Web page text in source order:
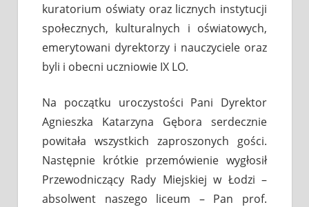
kuratorium oświaty oraz licznych instytucji
społecznych, kulturalnych i oświatowych,
emerytowani dyrektorzy i nauczyciele oraz
byli i obecni uczniowie IX LO.
Na początku uroczystości Pani Dyrektor
Agnieszka Katarzyna Gębora serdecznie
powitała wszystkich zaproszonych gości.
Następnie krótkie przemówienie wygłosił
Przewodniczący Rady Miejskiej w Łodzi –
absolwent naszego liceum – Pan prof.